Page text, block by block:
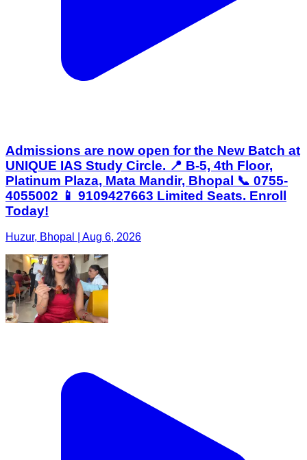
Admissions are now open for the New Batch at
UNIQUE IAS Study Circle. 📍 B-5, 4th Floor,
Platinum Plaza, Mata Mandir, Bhopal 📞 0755-
4055002 📱 9109427663 Limited Seats. Enroll
Today!
Huzur, Bhopal | Aug 6, 2026